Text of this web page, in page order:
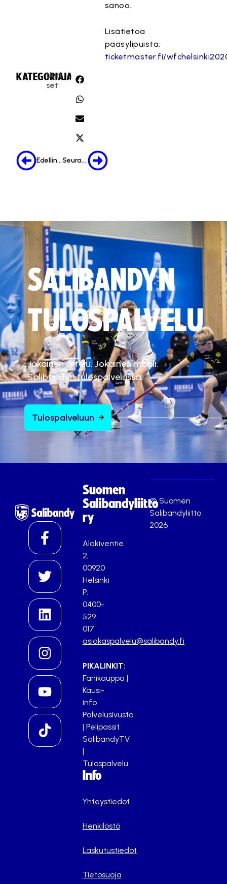
sanoo.
Lisätietoa
pääsylipuista:
ticketmaster.fi/
KATEGORIA:
Uuti
set
JAA:
Edellinen Seuraava
SALIBANDYN
TULOSPALVELU
Jokainen ottelu. Jokainen maali.
Salibandyn tulospalvelussa.
Tulospalveluun
Suomen
Salibandyliitto
ry
Alakiventie
2,
00920
Helsinki
P.
0400-
529
017
asiakaspalvelu@salibandy.fi
PIKALINKIT:
Fanikauppa |
Kausi-
info
Palvelusivusto
| Pelipassit
SalibandyTV
|
Tulospalvelu
Info
Yhteystiedot
Henkilöstö
Laskutustiedot
Tietosuoja
© Suomen
Salibandyliitto
2026